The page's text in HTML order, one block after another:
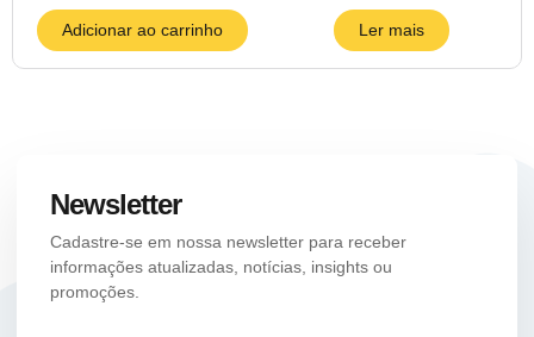
Adicionar ao carrinho Ler mais
Newsletter
Cadastre-se em nossa newsletter para receber
informações atualizadas, notícias, insights ou
promoções.